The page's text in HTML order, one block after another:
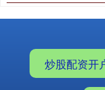
炒股配资开